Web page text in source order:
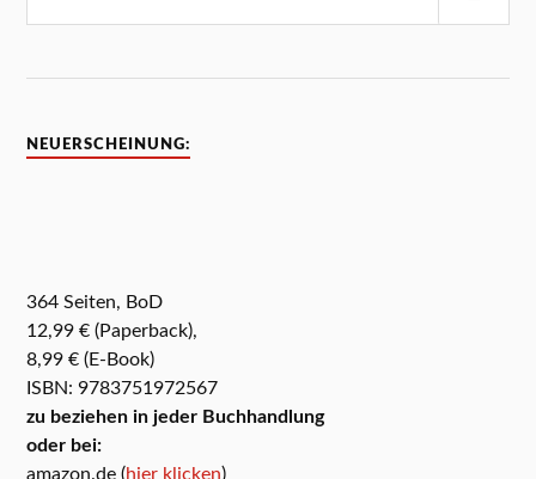
NEUERSCHEINUNG:
364 Seiten, BoD
12,99 € (Paperback),
8,99 € (E-Book)
ISBN: 9783751972567
zu beziehen in jeder Buchhandlung
oder bei:
amazon.de (hier klicken)